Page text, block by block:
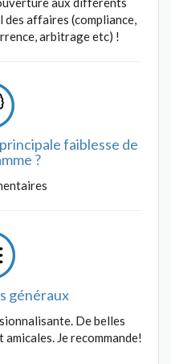
affaires (compliance,
arbitrage etc) !
faiblesse de
?
généraux
De belles
Je recommande!